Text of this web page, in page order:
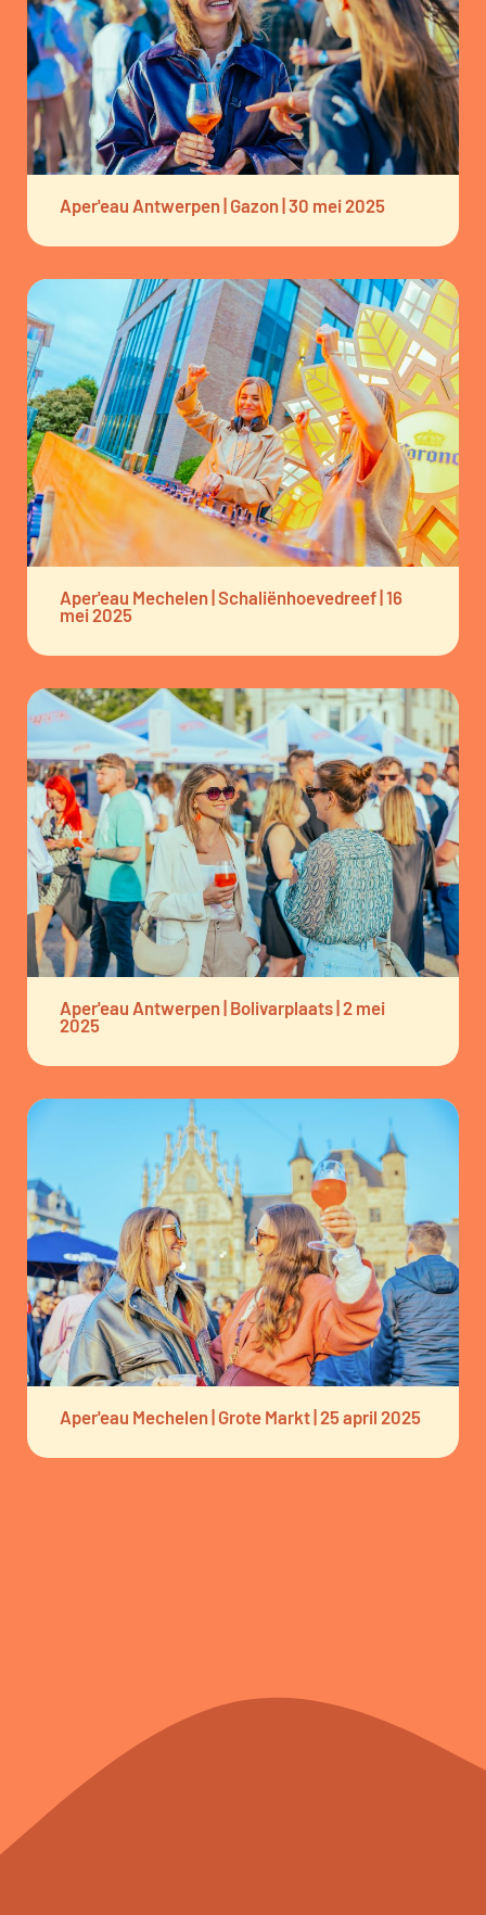
Aper'eau Antwerpen | Gazon | 30 mei 2025
Aper'eau Mechelen | Schaliënhoevedreef | 16
mei 2025
Aper'eau Antwerpen | Bolivarplaats | 2 mei
2025
Aper'eau Mechelen | Grote Markt | 25 april 2025